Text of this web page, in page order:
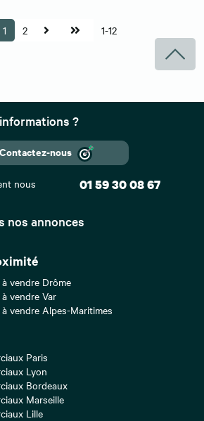
1 2 1-12
nos annonces
vendre Drôme
vendre Var
vendre Alpes-Maritimes
Paris
Lyon
Bordeaux
Marseille
Lille
?
Contactez-nous
nous
01 59 30 08 67